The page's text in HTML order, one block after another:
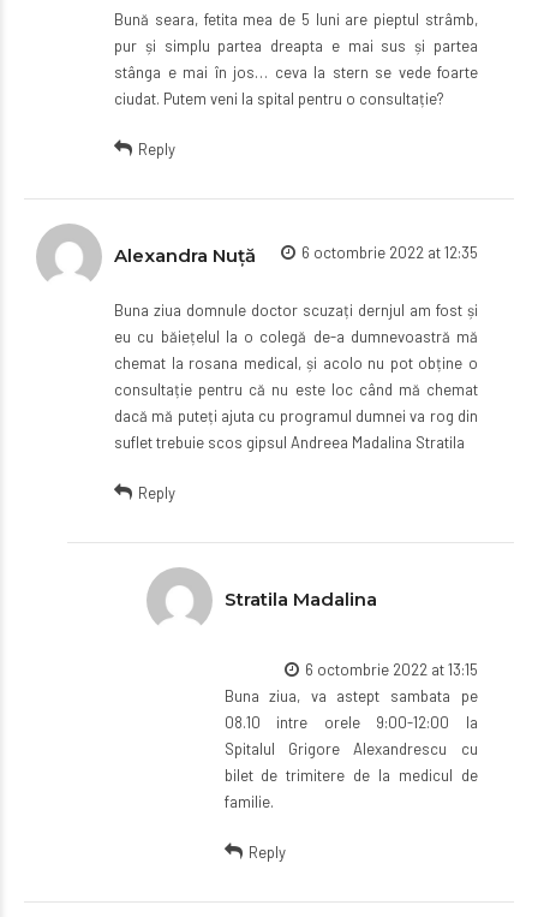
Bună seara, fetita mea de 5 luni are pieptul strâmb,
pur și simplu partea dreapta e mai sus și partea
stânga e mai în jos… ceva la stern se vede foarte
ciudat. Putem veni la spital pentru o consultație?
Reply
Alexandra Nuță 6 octombrie 2022 at 12:35
Buna ziua domnule doctor scuzați dernjul am fost și
eu cu băiețelul la o colegă de-a dumnevoastră mă
chemat la rosana medical, și acolo nu pot obține o
consultație pentru că nu este loc când mă chemat
dacă mă puteți ajuta cu programul dumnei va rog din
suflet trebuie scos gipsul Andreea Madalina Stratila
Reply
Stratila Madalina
6 octombrie 2022 at 13:15
Buna ziua, va astept sambata pe
08.10 intre orele 9:00-12:00 la
Spitalul Grigore Alexandrescu cu
bilet de trimitere de la medicul de
familie.
Reply